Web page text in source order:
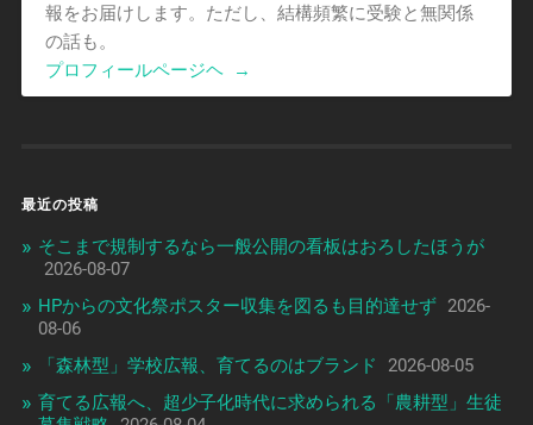
報をお届けします。ただし、結構頻繁に受験と無関係
の話も。
プロフィールページヘ
→
最近の投稿
そこまで規制するなら一般公開の看板はおろしたほうが
2026-08-07
HPからの文化祭ポスター収集を図るも目的達せず 2026-
08-06
「森林型」学校広報、育てるのはブランド
2026-08-05
育てる広報へ、超少子化時代に求められる「農耕型」生徒